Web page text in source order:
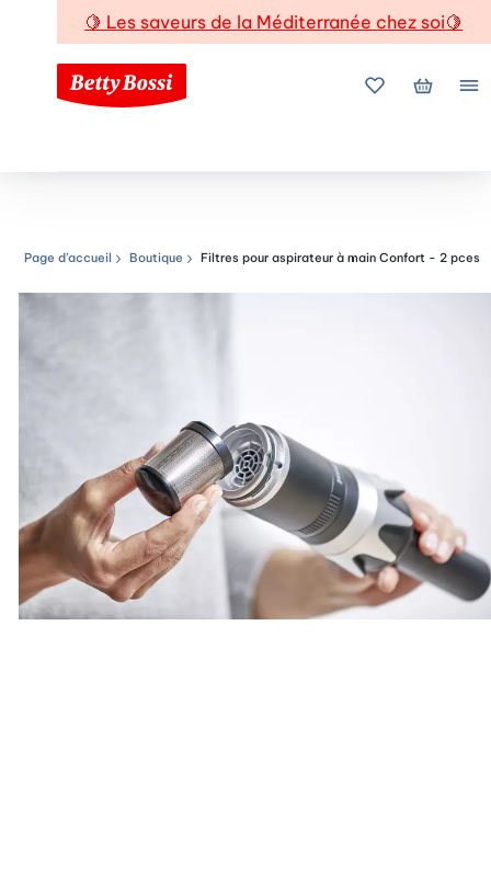
🍋 Les saveurs de la Méditerranée chez soi🍋
Mes favoris
Mon
Chemin de navigation
Page d’accueil Boutique Filtres pour aspirateur à main Confort - 2 pces